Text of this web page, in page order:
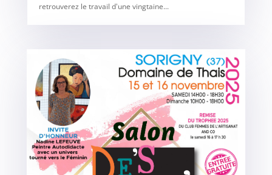
retrouverez le travail d'une vingtaine...